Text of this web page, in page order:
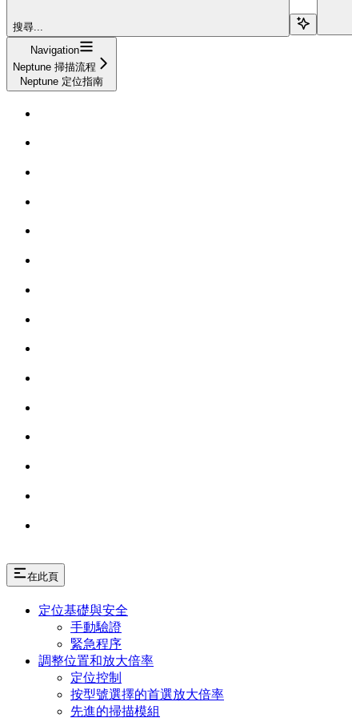
搜尋...
Navigation
Neptune 掃描流程
Neptune 定位指南
在此頁
定位基礎與安全
手動驗證
緊急程序
調整位置和放大倍率
定位控制
按型號選擇的首選放大倍率
先進的掃描模組